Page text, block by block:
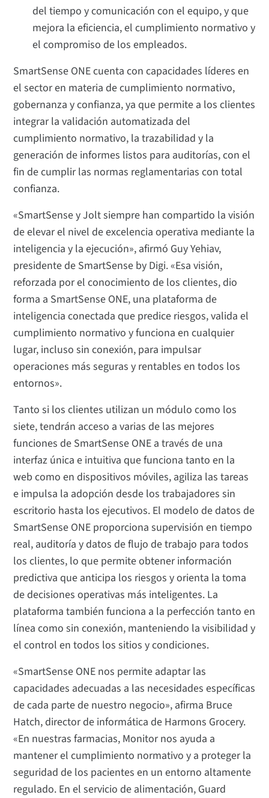
del tiempo y comunicación con el equipo, y que
mejora la eficiencia, el cumplimiento normativo y
el compromiso de los empleados.
SmartSense ONE cuenta con capacidades líderes en
el sector en materia de cumplimiento normativo,
gobernanza y confianza, ya que permite a los clientes
integrar la validación automatizada del
cumplimiento normativo, la trazabilidad y la
generación de informes listos para auditorías, con el
fin de cumplir las normas reglamentarias con total
confianza.
«SmartSense y Jolt siempre han compartido la visión
de elevar el nivel de excelencia operativa mediante la
inteligencia y la ejecución», afirmó Guy Yehiav,
presidente de SmartSense by Digi. «Esa visión,
reforzada por el conocimiento de los clientes, dio
forma a SmartSense ONE, una plataforma de
inteligencia conectada que predice riesgos, valida el
cumplimiento normativo y funciona en cualquier
lugar, incluso sin conexión, para impulsar
operaciones más seguras y rentables en todos los
entornos».
Tanto si los clientes utilizan un módulo como los
siete, tendrán acceso a varias de las mejores
funciones de SmartSense ONE a través de una
interfaz única e intuitiva que funciona tanto en la
web como en dispositivos móviles, agiliza las tareas
e impulsa la adopción desde los trabajadores sin
escritorio hasta los ejecutivos. El modelo de datos de
SmartSense ONE proporciona supervisión en tiempo
real, auditoría y datos de flujo de trabajo para todos
los clientes, lo que permite obtener información
predictiva que anticipa los riesgos y orienta la toma
de decisiones operativas más inteligentes. La
plataforma también funciona a la perfección tanto en
línea como sin conexión, manteniendo la visibilidad y
el control en todos los sitios y condiciones.
«SmartSense ONE nos permite adaptar las
capacidades adecuadas a las necesidades específicas
de cada parte de nuestro negocio», afirma Bruce
Hatch, director de informática de Harmons Grocery.
«En nuestras farmacias, Monitor nos ayuda a
mantener el cumplimiento normativo y a proteger la
seguridad de los pacientes en un entorno altamente
regulado. En el servicio de alimentación, Guard